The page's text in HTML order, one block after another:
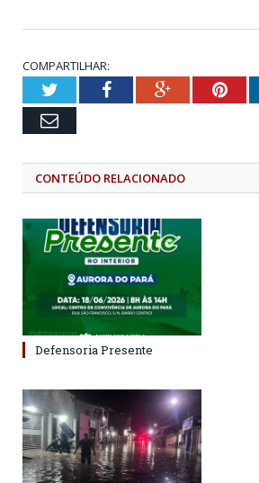
COMPARTILHAR:
TwitterFacebookGoogle+
Email
CONTEÚDO RELACIONADO
Defensoria Presente